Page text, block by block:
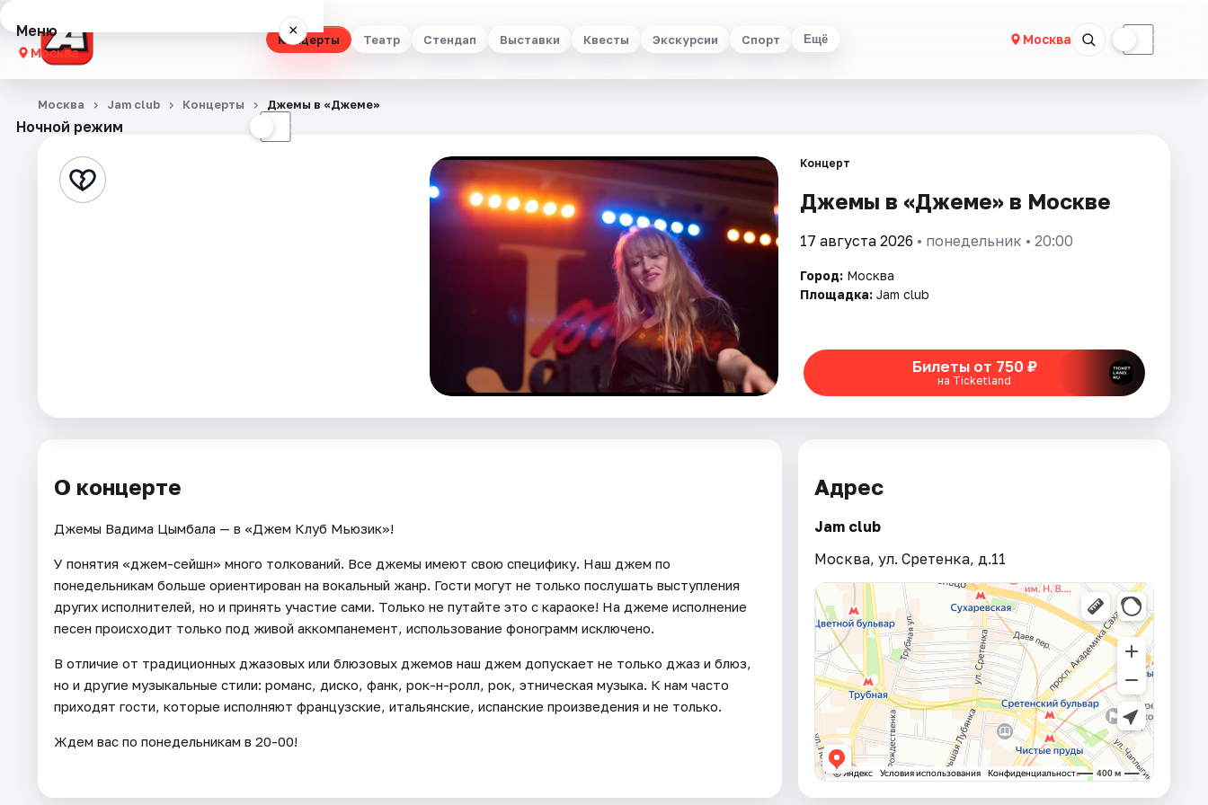
Концерты Театр Стендап Выставки Квесты Экскурсии Спорт Ещё Москва ☾
Меню ×
Москва
Концерты
Стендап
Площадки
Артисты
Ночной режим ☾
Москва Jam club Концерты Джемы в «Джеме»
Концерт
Джемы в «Джеме» в Москве
17 августа 2026 • понедельник • 20:00
Город: Москва
Площадка: Jam club
Билеты от 750 ₽
на Ticketland
О концерте
Джемы Вадима Цымбала — в «Джем Клуб Мьюзик»!
У понятия «джем-сейшн» много толкований. Все джемы имеют свою специфику. Наш джем по
понедельникам больше ориентирован на вокальный жанр. Гости могут не только послушать выступления
других исполнителей, но и принять участие сами. Только не путайте это с караоке! На джеме исполнение
песен происходит только под живой аккомпанемент, использование фонограмм исключено.
В отличие от традиционных джазовых или блюзовых джемов наш джем допускает не только джаз и блюз,
но и другие музыкальные стили: романс, диско, фанк, рок-н-ролл, рок, этническая музыка. К нам часто
приходят гости, которые исполняют французские, итальянские, испанские произведения и не только.
Ждем вас по понедельникам в 20-00!
Адрес
Jam club
Москва, ул. Сретенка, д.11